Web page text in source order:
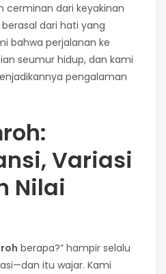
cerminan dari keyakinan
dari hati yang
bahwa perjalanan ke
seumur hidup, dan kami
pengalaman
Variasi
Nilai
berapa?” hampir selalu
itu wajar. Kami